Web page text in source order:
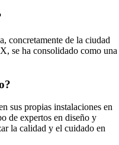
concretamente de la ciudad
se ha consolidado como una
sus propias instalaciones en
de expertos en diseño y
la calidad y el cuidado en